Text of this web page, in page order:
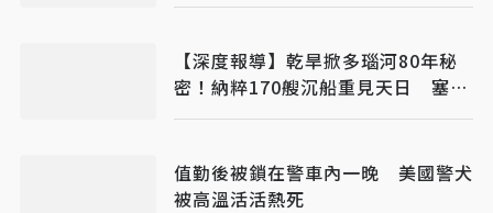
【深度報導】乾旱掀多瑙河80年秘
密！納粹170艘沉船重見天日 塞爾
維亞砸數億清障救航運命脈
值勤後被鎖在警車內一晚 美國警犬
被高溫活活熱死